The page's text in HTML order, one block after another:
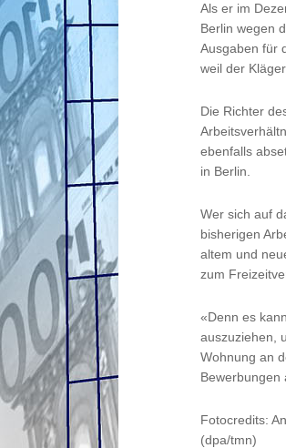
Als er im
Berlin wegen
Ausgaben für
weil der
Die Richter
ebenfalls
in Berlin.
Wer sich auf
bisherigen
altem und
zum
«Denn es
auszuziehen,
Wohnung an
Bewerbungen
Fotocredits:
(dpa/tmn)